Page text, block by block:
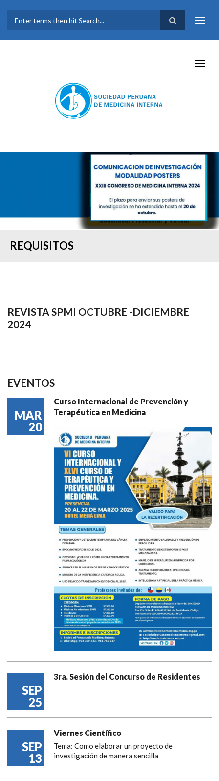
FORMULARIO DE
BÚSQUEDA
REQUISITOS
REVISTA SPMI OCTUBRE -DICIEMBRE
2024
EVENTOS
MAR
20
Curso Internacional de Prevención y
Terapéutica en Medicina
SEP
25
3ra. Sesión del Concurso de Residentes
SEP
13
Viernes Científico
Tema: Como elaborar un proyecto de
investigación de manera sencilla